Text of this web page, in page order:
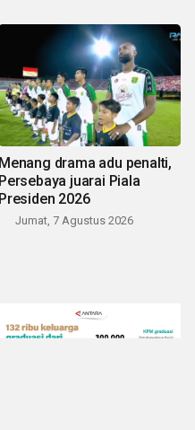
Menang drama adu penalti,
Persebaya juarai Piala
Presiden 2026
Jumat, 7 Agustus 2026